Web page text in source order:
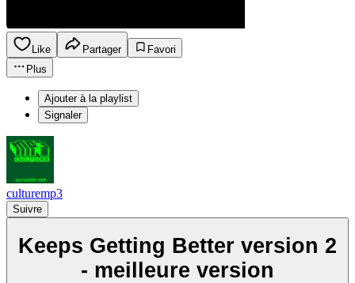
Like Partager
Favori
Plus
Ajouter à la playlist
Signaler
culturemp3
Suivre
Keeps Getting Better version 2
- meilleure version